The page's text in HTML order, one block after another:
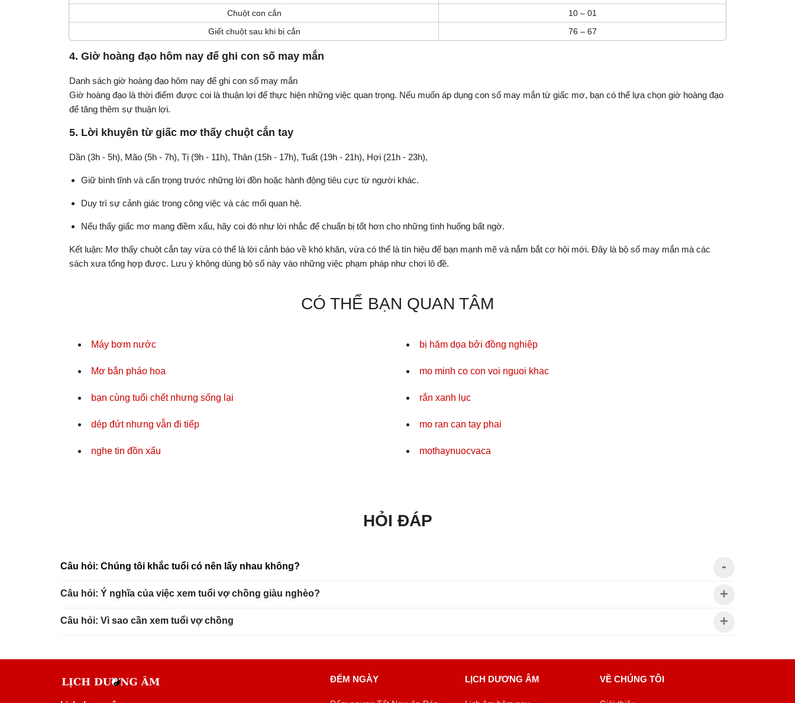
Chuột con cắn
10 – 01
Giết chuột sau khi bị cắn
76 – 67
4. Giờ hoàng đạo hôm nay để ghi con số may mắn
Danh sách giờ hoàng đạo hôm nay để ghi con số may mắn
Giờ hoàng đạo là thời điểm được coi là thuận lợi để thực hiện những việc quan trọng. Nếu muốn áp dụng con số may mắn từ giấc mơ, bạn có thể lựa chọn giờ hoàng đạo
để tăng thêm sự thuận lợi.
5. Lời khuyên từ giấc mơ thấy chuột cắn tay
Dần (3h - 5h), Mão (5h - 7h), Tị (9h - 11h), Thân (15h - 17h), Tuất (19h - 21h), Hợi (21h - 23h),
Giữ bình tĩnh và cẩn trọng trước những lời đồn hoặc hành động tiêu cực từ người khác.
Duy trì sự cảnh giác trong công việc và các mối quan hệ.
Nếu thấy giấc mơ mang điềm xấu, hãy coi đó như lời nhắc để chuẩn bị tốt hơn cho những tình huống bất ngờ.
Kết luận: Mơ thấy chuột cắn tay vừa có thể là lời cảnh báo về khó khăn, vừa có thể là tín hiệu để bạn mạnh mẽ và nắm bắt cơ hội mới. Đây là bộ số may mắn mà các
sách xưa tổng hợp được. Lưu ý không dùng bộ số này vào những việc phạm pháp như chơi lô đề.
CÓ THỂ BẠN QUAN TÂM
Máy bơm nước
Mơ bắn pháo hoa
bạn cùng tuổi chết nhưng sống lại
dép đứt nhưng vẫn đi tiếp
nghe tin đồn xấu
bị hăm dọa bởi đồng nghiệp
mo minh co con voi nguoi khac
rắn xanh lục
mo ran can tay phai
mothaynuocvaca
HỎI ĐÁP
Câu hỏi: Chúng tôi khắc tuổi có nên lấy nhau không?
Câu hỏi: Ý nghĩa của việc xem tuổi vợ chồng giàu nghèo?
Câu hỏi: Vì sao cần xem tuổi vợ chồng
ĐẾM NGÀY LỊCH DƯƠNG ÂM VỀ CHÚNG TÔI